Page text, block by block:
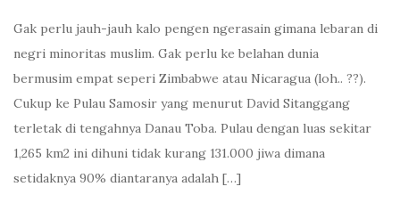
Gak perlu jauh-jauh kalo pengen ngerasain gimana lebaran di
negri minoritas muslim. Gak perlu ke belahan dunia
bermusim empat seperi Zimbabwe atau Nicaragua (loh.. ??).
Cukup ke Pulau Samosir yang menurut David Sitanggang
terletak di tengahnya Danau Toba. Pulau dengan luas sekitar
1,265 km2 ini dihuni tidak kurang 131.000 jiwa dimana
setidaknya 90% diantaranya adalah […]